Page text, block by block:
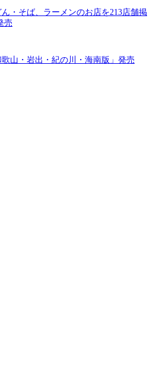
・そば、ラーメンのお店を213店舗掲
売
歌山・岩出・紀の川・海南版」発売